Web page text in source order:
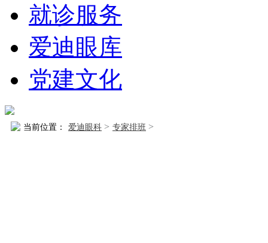
就诊服务
爱迪眼库
党建文化
当前位置： 爱迪眼科 > 专家排班 >